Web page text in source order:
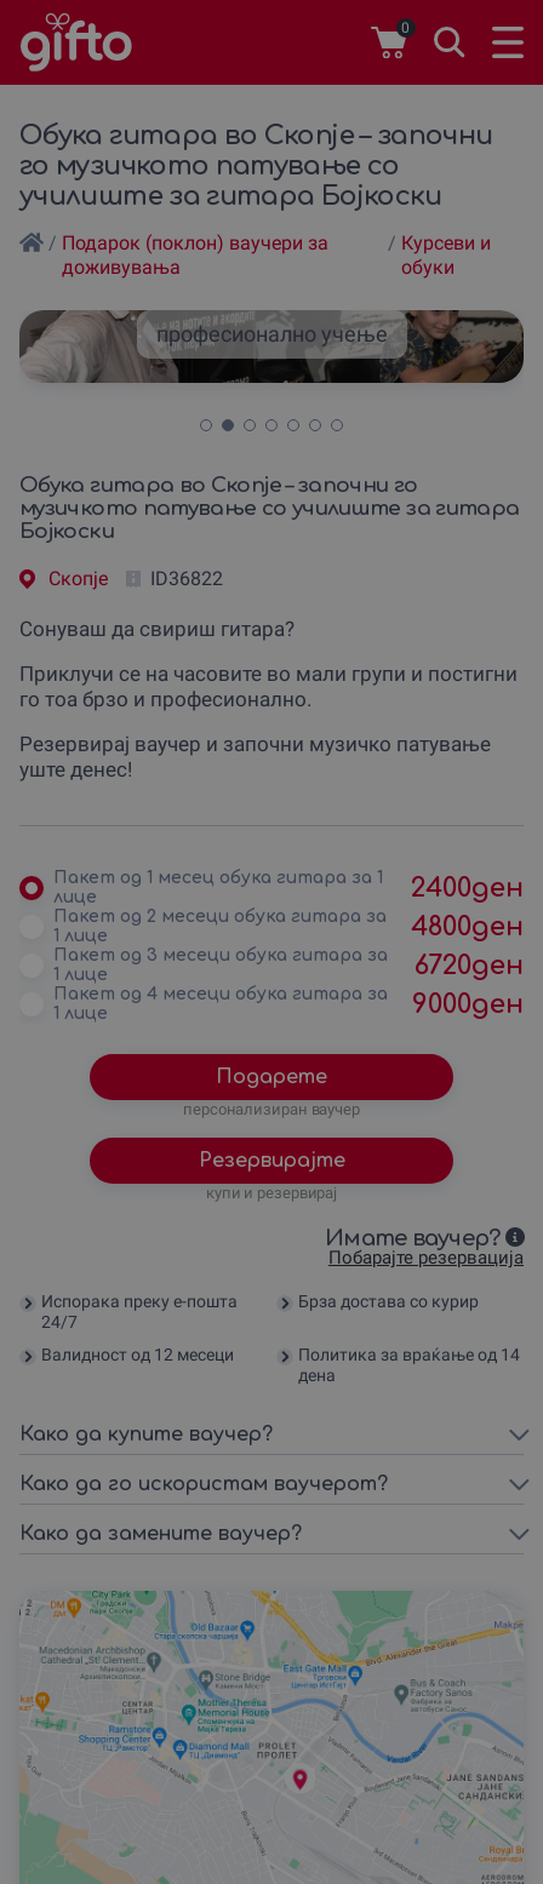
0
Обука гитара во Скопjе – започни
го музичкото патување со
училиште за гитара Боjкоски
/ Подарок (поклон) ваучери за
доживувања
/ Курсеви и
обуки
професионално учење
Обука гитара во Скопjе – започни го
музичкото патување со училиште за гитара
Боjкоски
Скопjе ID36822
Сонуваш да свириш гитара?
Приклучи се на часовите во мали групи и постигни
го тоа брзо и професионално.
Резервирај ваучер и започни музичко патување
уште денес!
Пакет од 1 месец обука гитара за 1
лице
2400ден
Пакет од 2 месеци обука гитара за
1 лице
4800ден
Пакет од 3 месеци обука гитара за
1 лице
6720ден
Пакет од 4 месеци обука гитара за
1 лице
9000ден
Подарете
персонализиран ваучер
Резервирајте
купи и резервирај
Имате ваучер?
Побарајте резервација
Испорака преку е-пошта
24/7
Брза достава со курир
Валидност од 12 месеци
Политика за враќање од 14
дена
Како да купите ваучер?
Како да го искористам ваучерот?
Како да замените ваучер?